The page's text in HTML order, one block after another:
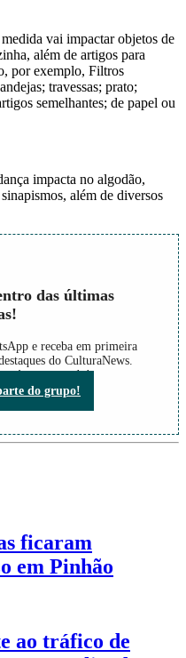
vai impactar objetos de
além de artigos para
por exemplo, Filtros
travessas; prato;
semelhantes; de papel ou
impacta no algodão,
além de diversos
das últimas
e receba em primeira
do CulturaNews.
acontecendo!
do grupo!
ficaram
em Pinhão
ao tráfico de